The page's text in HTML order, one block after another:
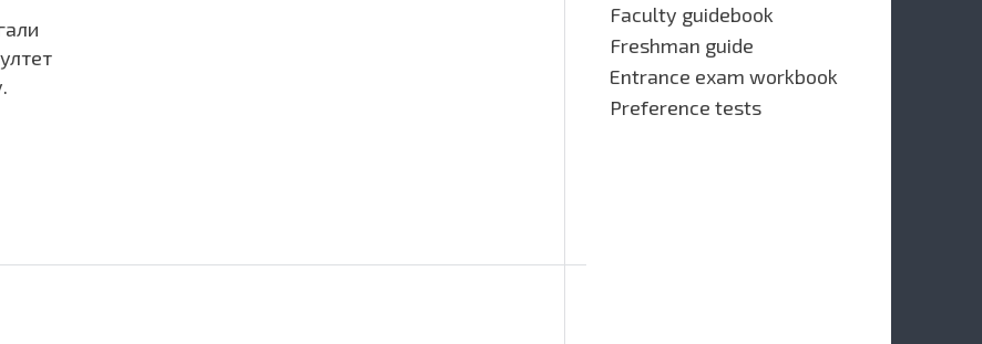
Faculty guidebook
Freshman guide
Entrance exam workbook
Preference tests